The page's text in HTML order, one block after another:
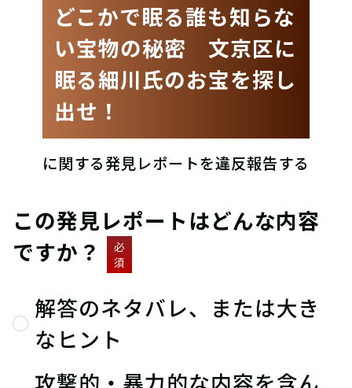
どこかで眠る誰も知らな
い宝物の秘密 文京区に
眠る細川氏のお宝を探し
出せ！
に関する発見レポートを違反報告する
この発見レポートはどんな内容
ですか？
必
須
解答のネタバレ、または大き
なヒント